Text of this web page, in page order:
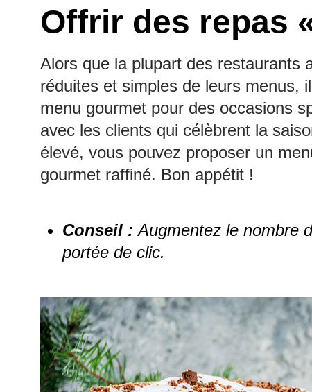
Offrir des repas
Alors que la plupart des restaurants
réduites et simples de leurs menus,
menu gourmet pour des occasions
avec les clients qui célèbrent la
élevé, vous pouvez proposer un
gourmet raffiné. Bon appétit !
Conseil :Augmentez le nombre
portée de clic.